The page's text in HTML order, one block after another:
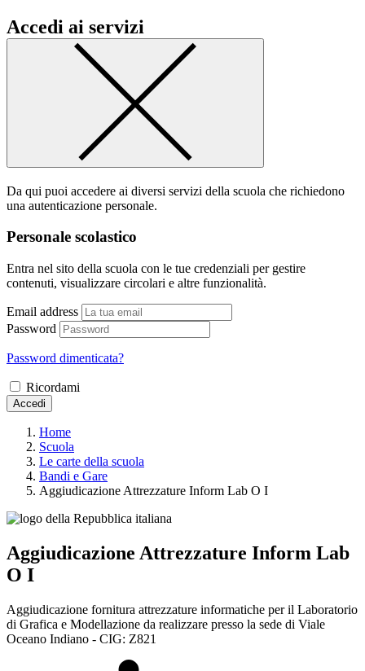
Accedi ai servizi
Da qui puoi accedere ai diversi servizi della scuola che richiedono
una autenticazione personale.
Personale scolastico
Entra nel sito della scuola con le tue credenziali per gestire
contenuti, visualizzare circolari e altre funzionalità.
Email address
Password
Password dimenticata?
Ricordami
Accedi
Home
Scuola
Le carte della scuola
Bandi e Gare
Aggiudicazione Attrezzature Inform Lab O I
Aggiudicazione Attrezzature Inform Lab
O I
Aggiudicazione fornitura attrezzature informatiche per il Laboratorio
di Grafica e Modellazione da realizzare presso la sede di Viale
Oceano Indiano - CIG: Z821